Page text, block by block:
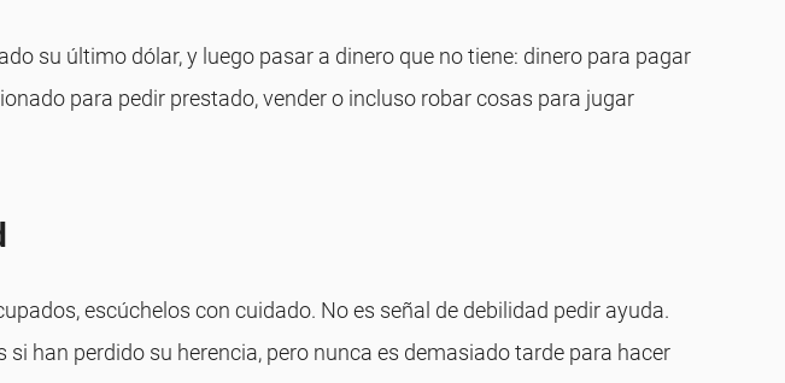
su último dólar, y luego pasar a dinero que no tiene: dinero para pagar
para pedir prestado, vender o incluso robar cosas para jugar
escúchelos con cuidado. No es señal de debilidad pedir ayuda.
han perdido su herencia, pero nunca es demasiado tarde para hacer